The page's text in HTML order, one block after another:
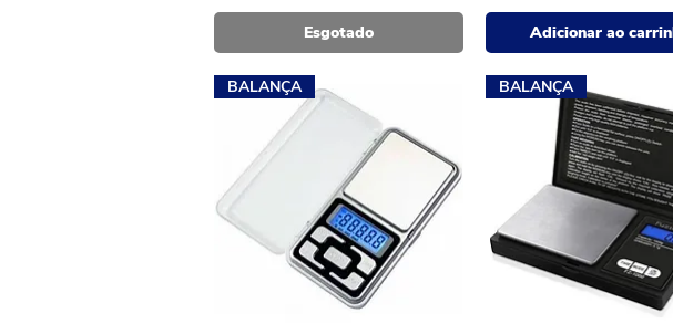
Esgotado Adicionar ao
BALANÇA BALANÇA